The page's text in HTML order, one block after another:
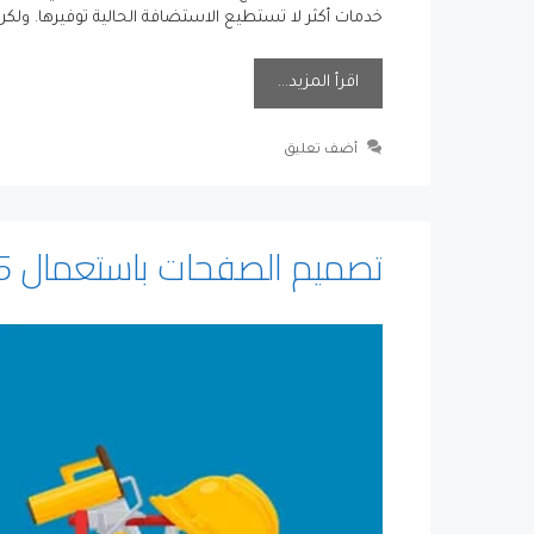
خدمات أكثر لا تستطيع الاستضافة الحالية توفيرها.
اقرأ المزيد…
أضف تعليق
تصميم الصفحات باستعمال 5 من أفضل وأشهر الإضافات